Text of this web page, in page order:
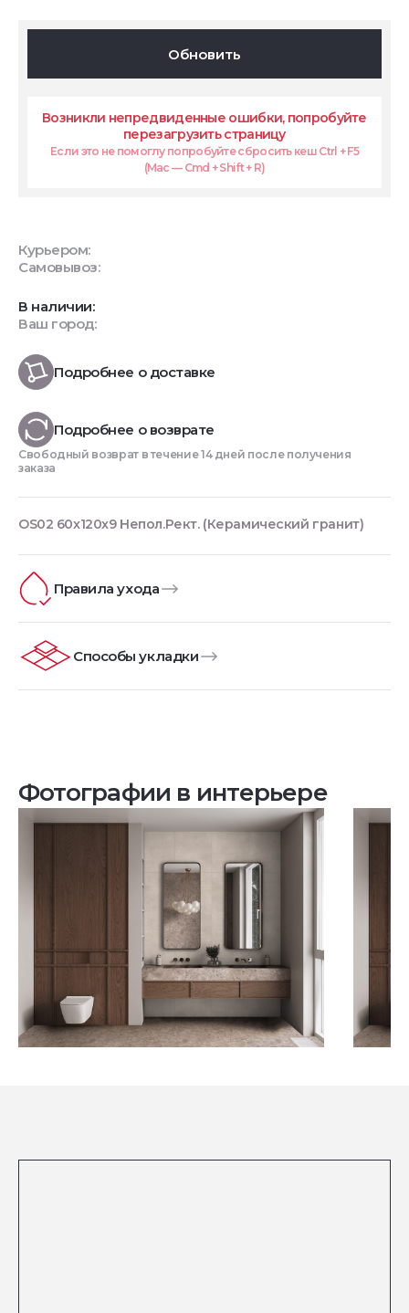
Обновить
Возникли непредвиденные ошибки, попробуйте
перезагрузить страницу
Если это не помоглу попробуйте сбросить кеш Ctrl + F5
(Mac — Cmd + Shift + R)
Курьером:
Самовывоз:
В наличии:
Ваш город:
Подробнее о доставке
Подробнее о возврате
Свободный возврат в течение 14 дней после получения
заказа
OS02 60x120x9 Непол.Рект. (Керамический гранит)
Правила ухода
Способы укладки
Фотографии в интерьере
Посмотреть все проекты